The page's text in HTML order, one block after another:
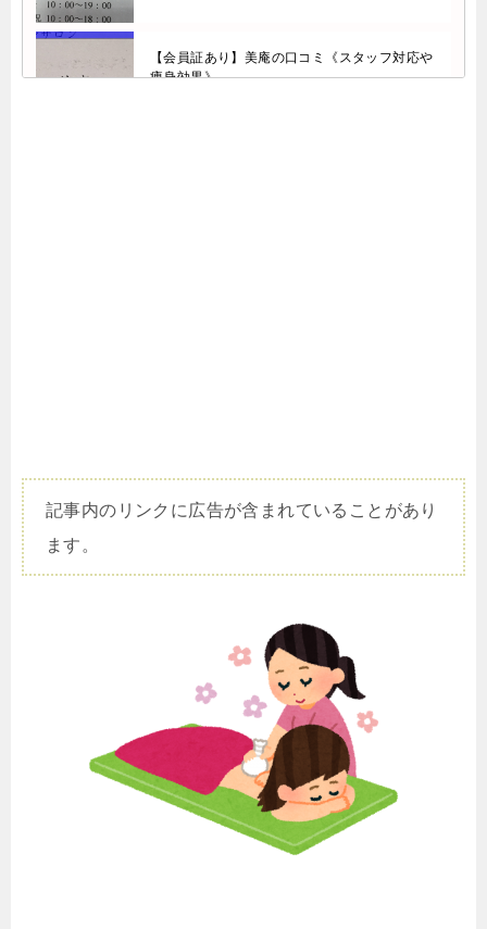
【会員証あり】美庵の口コミ《スタッフ対応や
痩身効果》
記事内のリンクに広告が含まれていることがあり
ます。